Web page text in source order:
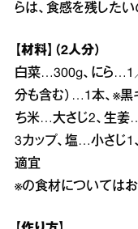
らは、食感を残した
【材料】（2人分）
白菜…300g、にら…1
分も含む）…1本、※
ち米…大さじ2、生姜
3カップ、塩…小さじ
適宜
※の食材についてはお